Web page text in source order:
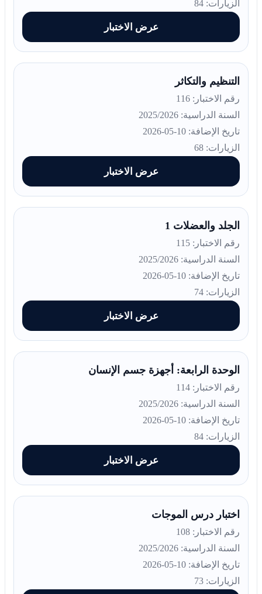
الزيارات: 84
عرض الاختبار
التنظيم والتكاثر
رقم الاختبار: 116
السنة الدراسية: 2025/2026
تاريخ الإضافة: 10-05-2026
الزيارات: 68
عرض الاختبار
الجلد والعضلات 1
رقم الاختبار: 115
السنة الدراسية: 2025/2026
تاريخ الإضافة: 10-05-2026
الزيارات: 74
عرض الاختبار
الوحدة الرابعة: أجهزة جسم الإنسان
رقم الاختبار: 114
السنة الدراسية: 2025/2026
تاريخ الإضافة: 10-05-2026
الزيارات: 84
عرض الاختبار
اختبار درس الموجات
رقم الاختبار: 108
السنة الدراسية: 2025/2026
تاريخ الإضافة: 10-05-2026
الزيارات: 73